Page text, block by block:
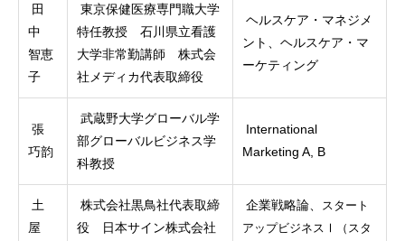
田
中
智恵
子
東京保健医療専門職大学
特任教授 石川県立看護
大学非常勤講師 株式会
社メディカ代表取締役
ヘルスケア・マネジメ
ント、ヘルスケア・マ
ーケティング
張
巧韵
武蔵野大学グローバル学
部グローバルビジネス学
科教授
International
Marketing A, B
土
屋
株式会社黒鳥社代表取締
役 日本サイン株式会社
企業戦略論、
スタート
アップビジネスⅠ（スタ